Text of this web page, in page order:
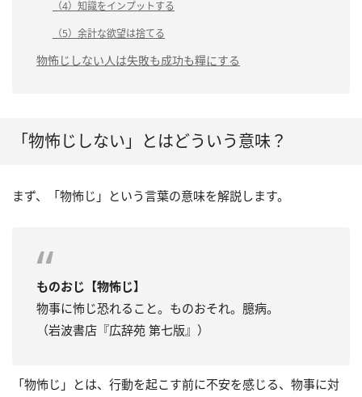
（4）知識をインプットする
（5）余計な欲望は捨てる
物怖じしない人は失敗も成功も糧にする
「物怖じしない」とはどういう意味？
まず、「物怖じ」という言葉の意味を解説します。
ものおじ【物怖じ】
物事に怖じ恐れること。ものおそれ。臆病。
（岩波書店『広辞苑 第七版』）
「物怖じ」とは、行動を起こす前に不安を感じる、物事に対